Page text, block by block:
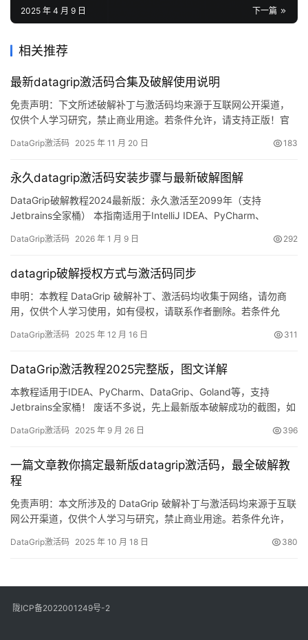
下一篇
2025 年 4 月 9 日
相关推荐
最新datagrip激活码合集及破解使用说明
免责声明：下文所述破解补丁与激活码均来源于互联网公开渠道，
仅供个人学习研究，禁止商业用途。若条件允许，请支持正版！官
DataGrip 是 JetBrains 出品的一款跨平台数据库 IDE，支持
DataGrip激活码 2025 年 11 月 20 日 183
永久datagrip激活码安装步骤与最新破解图解
DataGrip破解教程2024最新版：永久激活至2099年（支持
Jetbrains全家桶） 本指南适用于IntelliJ IDEA、PyCharm、
奉上最新版本激活成功的界面截图，如图所示，可以看到软件已经
式，手把…
DataGrip激活码 2026 年 1 月 9 日 292
datagrip破解授权方式与激活码同步
申明：本教程 DataGrip 破解补丁、激活码均收集于网络，请勿商
用，仅供个人学习使用，如有侵权，请联系作者删除。若条件允
本破解成功的截图，如下图，可以看到已经成功破解到 2099 年
最新的DataGrip 。 如果…
DataGrip激活码 2025 年 12 月 16 日 311
DataGrip激活教程2025完整版，图文详解
本教程适用于IDEA、PyCharm、DataGrip、Goland等，支持
Jetbrains全家桶！ 废话不多说，先上最新版本破解成功的截图，如
通过图文的方式, 来详细讲解如何激活DataGrip至 2099 年。 当然
统，什么版本，…
DataGrip激活码 2025 年 9 月 26 日 396
一篇文章教你搞定最新版datagrip激活码，最全破解教
程
免责声明：本文所涉及的 DataGrip 破解补丁与激活码均来源于互联
网公开渠道，仅供个人学习与研究，禁止商业用途。若条件允许，
的截图镇楼，看着就安心！ 下面用图文一步步带你完成最新版
DataGrip激活码 2025 年 10 月 18 日 380
陇ICP备2022001249号-2